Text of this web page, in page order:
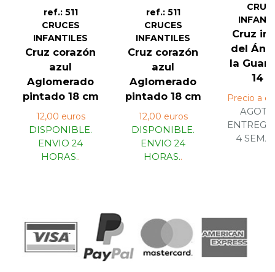
ref.: 511
CRUCES
INFANTILES
Cruz corazón
azul
Aglomerado
pintado 18 cm
12,00 euros
DISPONIBLE.
ENVIO 24
HORAS..
ref.: 511
CRUCES
INFANTILES
Cruz corazón
azul
Aglomerado
pintado 18 cm
12,00 euros
DISPONIBLE.
ENVIO 24
HORAS..
Cruz
del
la
14
Precio a
4